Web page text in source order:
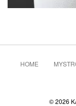
HOME
© 2026